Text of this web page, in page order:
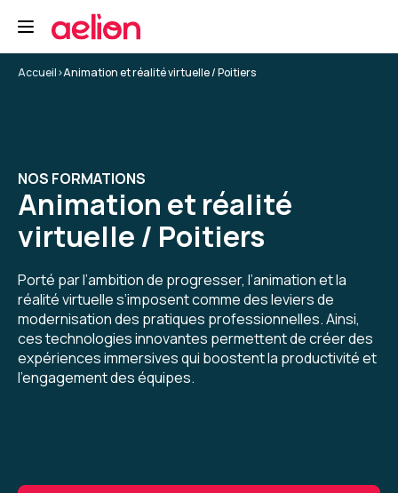
Accueil>Animation et réalité virtuelle / Poitiers
NOS FORMATIONS
Animation et réalité
virtuelle / Poitiers
Porté par l’ambition de progresser, l’animation et la
réalité virtuelle s’imposent comme des leviers de
modernisation des pratiques professionnelles. Ainsi,
ces technologies innovantes permettent de créer des
expériences immersives qui boostent la productivité et
l’engagement des équipes.